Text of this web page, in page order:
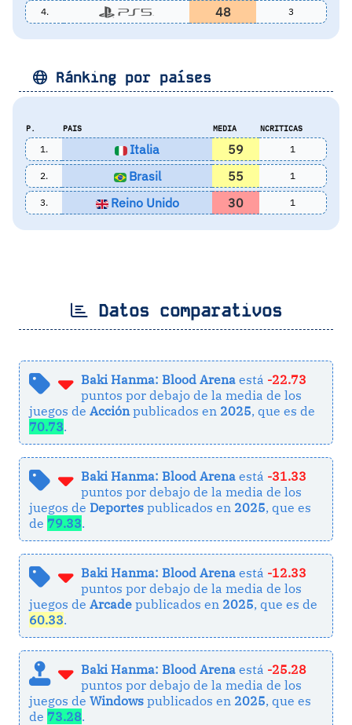
4. 48 3
Ránking por países
P. PAIS MEDIA NCRITICAS
1. Italia 59 1
2. Brasil 55 1
3. Reino Unido 30 1
Datos comparativos
Baki Hanma: Blood Arena está -22.73
puntos por debajo de la media de los
juegos deAcciónpublicados en 2025, que es de
70.73.
Baki Hanma: Blood Arena está -31.33
puntos por debajo de la media de los
juegos deDeportes publicados en 2025, que es
de 79.33.
Baki Hanma: Blood Arena está -12.33
puntos por debajo de la media de los
juegos deArcade publicados en 2025, que es de
60.33.
Baki Hanma: Blood Arena está -25.28
puntos por debajo de la media de los
juegos deWindows publicados en 2025, que es
de 73.28.